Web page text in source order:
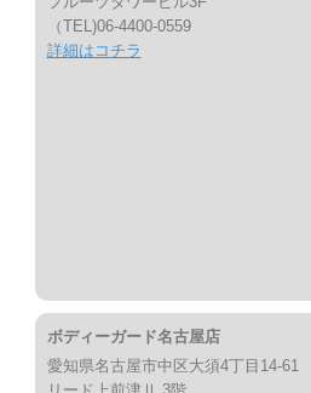
（TEL)06-4400-0559
詳細はコチラ
ボディーガード名古屋店
愛知県名古屋市中区大須4丁目14-61